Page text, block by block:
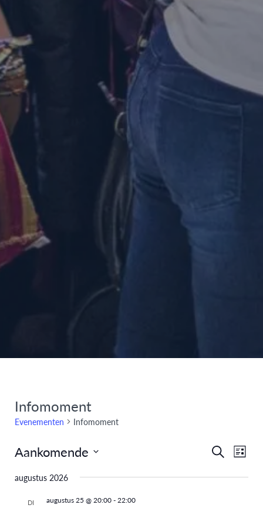
Infomoment
Evenementen Infomoment
Zoeken
Zoeken
Lijst
Aankomende
een
datum.
augustus 2026
DI augustus 25 @ 20:00-22:00